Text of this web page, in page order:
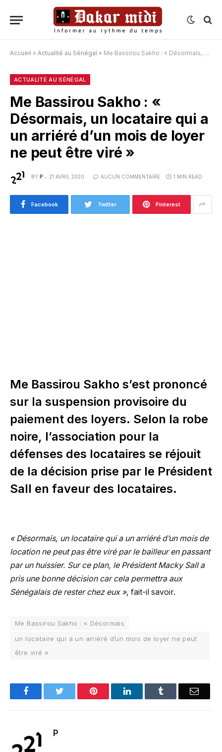
Accueil » Actualité au Sénégal » Me Bassirou Sakho : « Désormais, un locataire qui a un arriéré d’un mois de loyer ne peut être viré »
ACTUALITÉ AU SÉNÉGAL
Me Bassirou Sakho : «
Désormais, un locataire qui a
un arriéré d’un mois de loyer
ne peut être viré »
BY P 21 AVRIL 2020 AUCUN COMMENTAIRE 1 MIN READ
Facebook Twitter Pinterest
Me Bassirou Sakho s’est prononcé
sur la suspension provisoire du
paiement des loyers. Selon la robe
noire, l’association pour la
défenses des locataires se réjouit
de la décision prise par le Président
Sall en faveur des locataires.
« Désormais, un locataire qui a un arriéré d’un mois de
location ne peut pas être viré par le bailleur en passant
par un huissier. Sur ce plan, le Président Macky Sall a
pris une bonne décision car cela permettra aux
Sénégalais de rester chez eux », fait-il savoir.
Me Bassirou Sakho : « Désormais
un locataire qui a un arriéré d’un mois de loyer ne peut
être viré »
FacebookTwitter Pinterest LinkedInTumblr Email
P